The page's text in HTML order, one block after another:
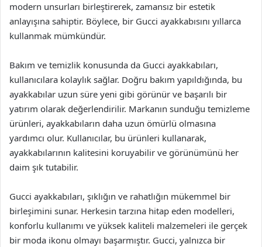
modern unsurları birleştirerek, zamansız bir estetik
anlayışına sahiptir. Böylece, bir Gucci ayakkabısını yıllarca
kullanmak mümkündür.
Bakım ve temizlik konusunda da Gucci ayakkabıları,
kullanıcılara kolaylık sağlar. Doğru bakım yapıldığında, bu
ayakkabılar uzun süre yeni gibi görünür ve başarılı bir
yatırım olarak değerlendirilir. Markanın sunduğu temizleme
ürünleri, ayakkabıların daha uzun ömürlü olmasına
yardımcı olur. Kullanıcılar, bu ürünleri kullanarak,
ayakkabılarının kalitesini koruyabilir ve görünümünü her
daim şık tutabilir.
Gucci ayakkabıları, şıklığın ve rahatlığın mükemmel bir
birleşimini sunar. Herkesin tarzına hitap eden modelleri,
konforlu kullanımı ve yüksek kaliteli malzemeleri ile gerçek
bir moda ikonu olmayı başarmıştır. Gucci, yalnızca bir